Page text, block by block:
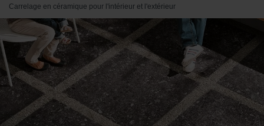
Carrelage en céramique pour l'intérieur et l'extérieur